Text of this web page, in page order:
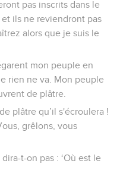
pas inscrits dans le
ils ne reviendront pas
alors que je suis le
mon peuple en
rien ne va. Mon peuple
de plâtre.
plâtre qu’il s'écroulera !
grêlons, vous
t-on pas : ‘Où est le